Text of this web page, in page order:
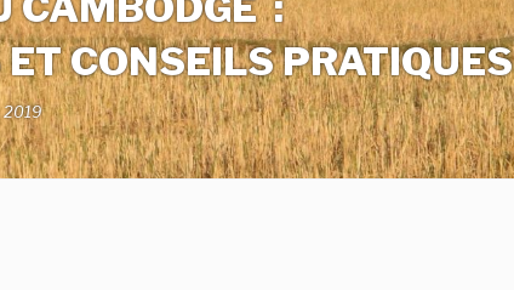
CONSEILS PRATIQUES
2019